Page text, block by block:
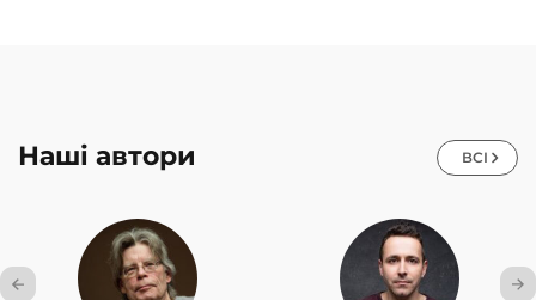
Наші автори ВСІ